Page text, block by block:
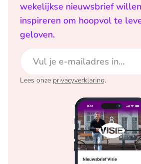
wekelijkse nieuwsbrief
inspireren om hoopvol te
geloven.
Lees onze privacyverklaring.